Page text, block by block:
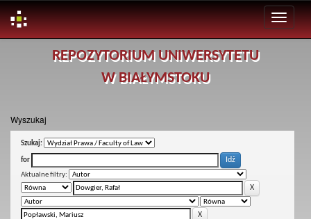
REPOZYTORIUM UNIWERSYTETU
W BIAŁYMSTOKU
Wyszukaj
Szukaj:
for
Aktualne filtry: